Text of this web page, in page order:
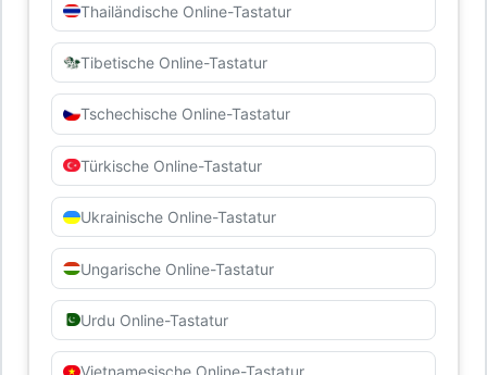
Thailändische Online-Tastatur
Tibetische Online-Tastatur
Tschechische Online-Tastatur
Türkische Online-Tastatur
Ukrainische Online-Tastatur
Ungarische Online-Tastatur
Urdu Online-Tastatur